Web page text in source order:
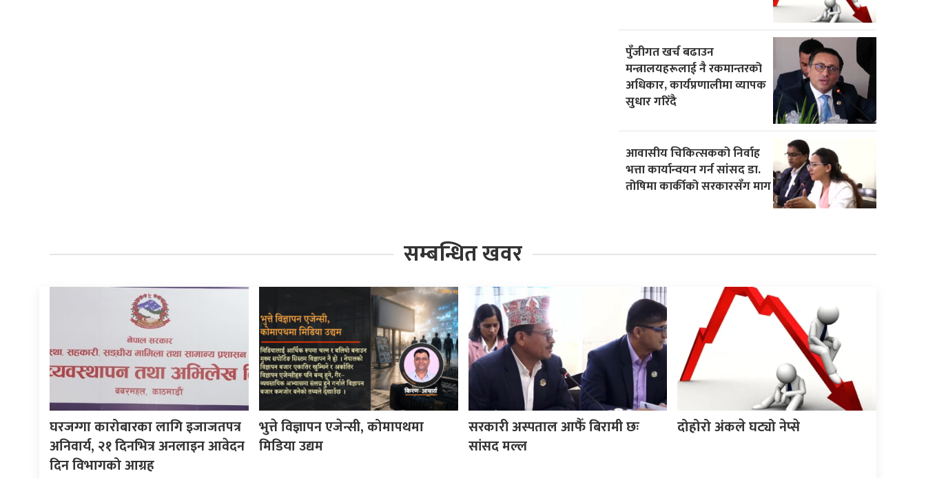
पुँजीगत खर्च बढाउन
मन्त्रालयहरूलाई नै रकमान्तरको
अधिकार, कार्यप्रणालीमा व्यापक
सुधार गरिँदै
आवासीय चिकित्सकको निर्वाह
भत्ता कार्यान्वयन गर्न सांसद डा.
तोषिमा कार्कीको सरकारसँग माग
सम्बन्धित खवर
घरजग्गा कारोबारका लागि इजाजतपत्र
अनिवार्य, २१ दिनभित्र अनलाइन आवेदन
दिन विभागको आग्रह
भुत्ते विज्ञापन एजेन्सी, कोमापथमा
मिडिया उद्यम
सरकारी अस्पताल आफैँ बिरामी छः
सांसद मल्ल
दोहोरो अंकले घट्यो नेप्से